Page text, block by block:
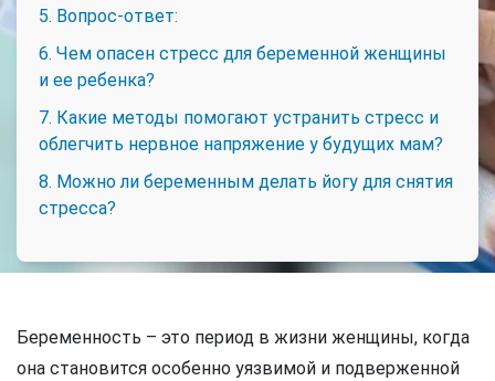
5. Вопрос-ответ:
6. Чем опасен стресс для беременной женщины
и ее ребенка?
7. Какие методы помогают устранить стресс и
облегчить нервное напряжение у будущих мам?
8. Можно ли беременным делать йогу для снятия
стресса?
Беременность – это период в жизни женщины, когда
она становится особенно уязвимой и подверженной